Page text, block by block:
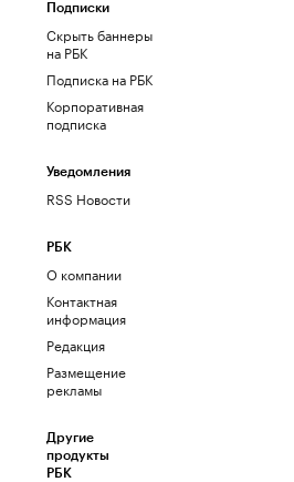
Подписки
Скрыть баннеры
на РБК
Подписка на РБК
Корпоративная
подписка
Уведомления
RSS Новости
РБК
О компании
Контактная
информация
Редакция
Размещение
рекламы
Другие
продукты
РБК